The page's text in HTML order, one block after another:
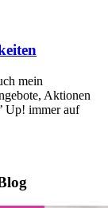
mein
Aktionen
Up! immer auf